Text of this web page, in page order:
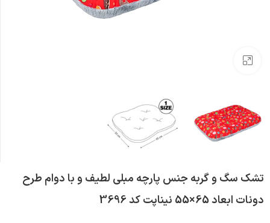
تشک سگ و گربه جنس پارچه مبلی لطیف و با دوام طرح
دونات ابعاد 65×55 نیناپت کد 3696